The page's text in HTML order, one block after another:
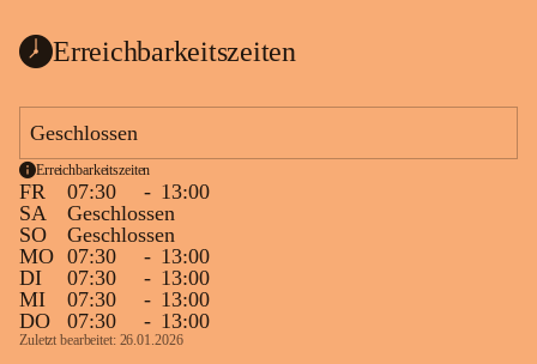
Erreichbarkeitszeiten
Geschlossen
Erreichbarkeitszeiten
FR 07:30 - 13:00
SA
Geschlossen
SO
Geschlossen
MO 07:30 - 13:00
DI
07:30 - 13:00
MI
07:30 - 13:00
DO
07:30 - 13:00
Zuletzt bearbeitet: 26.01.2026